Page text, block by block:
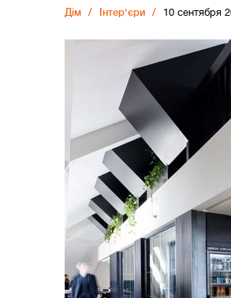
Дiм Інтер'єри 10 сентября